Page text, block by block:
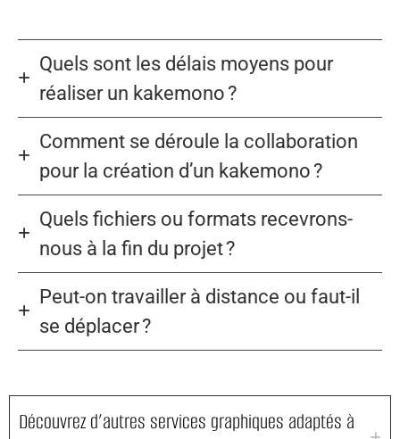
Quels sont les délais moyens pour
réaliser un kakemono ?
Comment se déroule la collaboration
pour la création d’un kakemono ?
Quels fichiers ou formats recevrons-
nous à la fin du projet ?
Peut-on travailler à distance ou faut-il
se déplacer ?
Découvrez d’autres services graphiques adaptés à